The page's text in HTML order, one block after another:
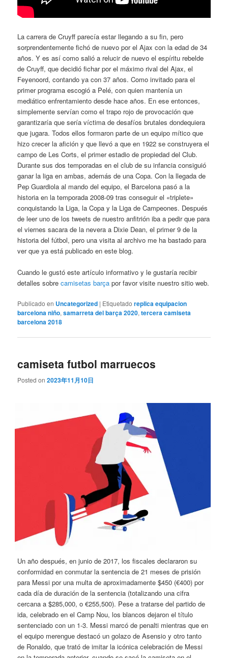
La carrera de Cruyff parecía estar llegando a su fin, pero
sorprendentemente fichó de nuevo por el Ajax con la edad de 34
años. Y es así como salió a relucir de nuevo el espíritu rebelde
de Cruyff, que decidió fichar por el máximo rival del Ajax, el
Feyenoord, contando ya con 37 años. Como invitado para el
primer programa escogió a Pelé, con quien mantenía un
mediático enfrentamiento desde hace años. En ese entonces,
simplemente servían como el trapo rojo de provocación que
garantizaría que sería víctima de desafíos brutales dondequiera
que jugara. Todos ellos formaron parte de un equipo mítico que
hizo crecer la afición y que llevó a que en 1922 se construyera el
campo de Les Corts, el primer estadio de propiedad del Club.
Durante sus dos temporadas en el club de su infancia consiguió
ganar la liga en ambas, además de una Copa. Con la llegada de
Pep Guardiola al mando del equipo, el Barcelona pasó a la
historia en la temporada 2008-09 tras conseguir el «triplete»
conquistando la Liga, la Copa y la Liga de Campeones. Después
de leer uno de los tweets de nuestro anfitrión iba a pedir que para
el viernes sacara de la nevera a Dixie Dean, el primer 9 de la
historia del fútbol, pero una visita al archivo me ha bastado para
ver que ya está publicado en este blog.
Cuando le gustó este artículo informativo y le gustaría recibir
detalles sobrecamisetas barça por favor visite nuestro sitio web.
Publicado en Uncategorized | Etiquetado replica equipacion
barcelona niño,samarreta del barça 2020,tercera camiseta
barcelona 2018
camiseta futbol marruecos
Posted on2023年11月10日
Un año después, en junio de 2017, los fiscales declararon su
conformidad en conmutar la sentencia de 21 meses de prisión
para Messi por una multa de aproximadamente $450 (€400) por
cada día de duración de la sentencia (totalizando una cifra
cercana a $285,000, o €255,500). Pese a tratarse del partido de
ida, celebrado en el Camp Nou, los blancos dejaron el título
sentenciado con un 1-3. Messi marcó de penalti mientras que en
el equipo merengue destacó un golazo de Asensio y otro tanto
de Ronaldo, que trató de imitar la icónica celebración de Messi